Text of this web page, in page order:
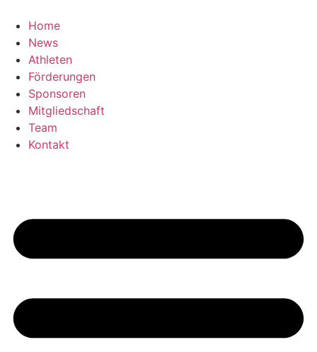
Inhalt
springen
Home
News
Athleten
Förderungen
Sponsoren
Mitgliedschaft
Team
Kontakt